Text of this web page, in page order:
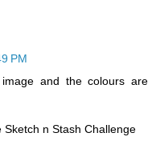
PM
and the colours are
n Stash Challenge